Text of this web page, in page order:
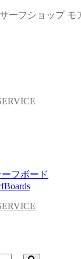
ーフショップ モ
フボード